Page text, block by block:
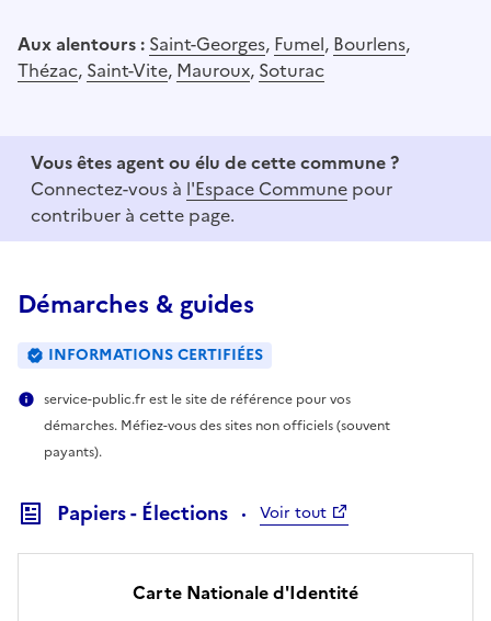
Aux alentours : Saint-Georges, Fumel, Bourlens,
Thézac, Saint-Vite, Mauroux, Soturac
Vous êtes agent ou élu de cette commune ?
Connectez-vous à l'Espace Commune pour
contribuer à cette page.
Démarches & guides
INFORMATIONS CERTIFIÉES
service-public.fr est le site de référence pour vos
démarches. Méfiez-vous des sites non officiels (souvent
payants).
Papiers - Élections Voir tout
Carte Nationale d'Identité